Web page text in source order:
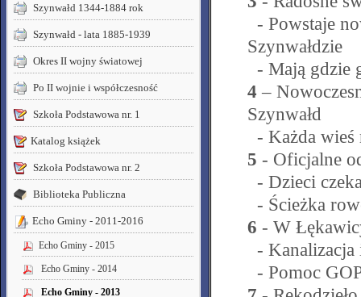
Szynwałd 1344-1884 rok
Szynwałd - lata 1885-1939
Okres II wojny światowej
Po II wojnie i współczesność
Szkoła Podstawowa nr. 1
Katalog książek
Szkoła Podstawowa nr. 2
Biblioteka Publiczna
Echo Gminy - 2011-2016
Echo Gminy - 2015
Echo Gminy - 2014
Echo Gminy - 2013
- Powstaje
Szynwałdzie
- Mają gdzie
4 –
Szynwałd
- Każda
5 - Oficjalne
- Dzieci
- Ścieżka
6 - W
-
- Pomoc